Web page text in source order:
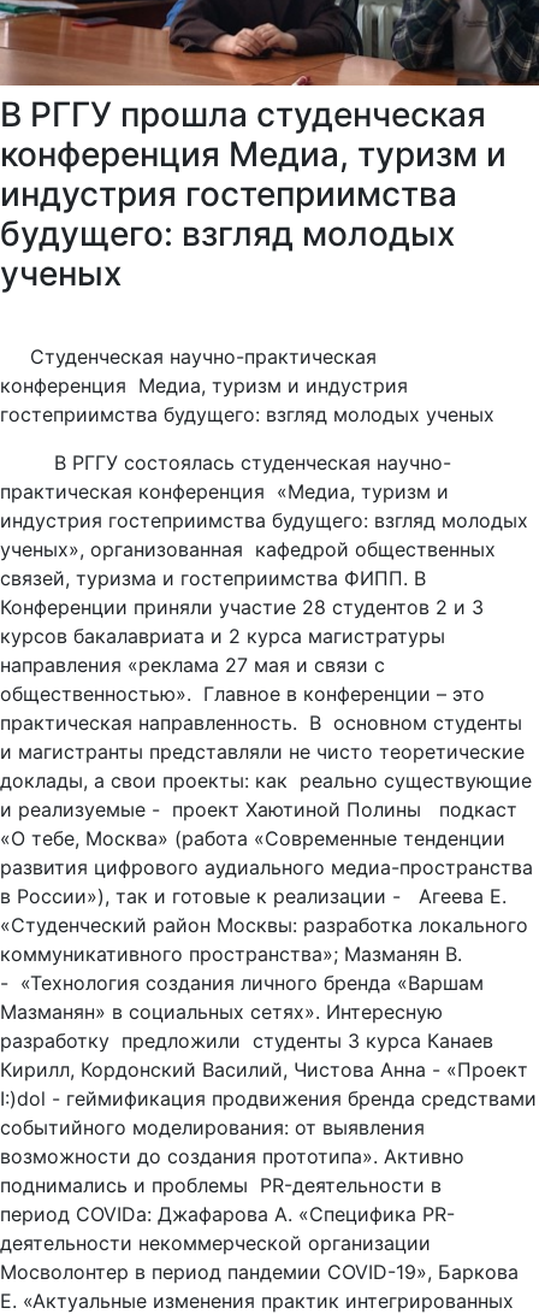
В РГГУ прошла студенческая
конференция Медиа, туризм и
индустрия гостеприимства
будущего: взгляд молодых
ученых
Студенческая научно-практическая
конференция Медиа, туризм и индустрия
гостеприимства будущего: взгляд молодых ученых
В РГГУ состоялась студенческая научно-
практическая конференция «Медиа, туризм и
индустрия гостеприимства будущего: взгляд молодых
ученых», организованная кафедрой общественных
связей, туризма и гостеприимства ФИПП. В
Конференции приняли участие 28 студентов 2 и 3
курсов бакалавриата и 2 курса магистратуры
направления «реклама 27 мая и связи с
общественностью». Главное в конференции – это
практическая направленность. В основном студенты
и магистранты представляли не чисто теоретические
доклады, а свои проекты: как реально существующие
и реализуемые - проект Хаютиной Полины подкаст
«О тебе, Москва» (работа «Современные тенденции
развития цифрового аудиального медиа-пространства
в России»), так и готовые к реализации - Агеева Е.
«Студенческий район Москвы: разработка локального
коммуникативного пространства»; Мазманян В.
- «Технология создания личного бренда «Варшам
Мазманян» в социальных сетях». Интересную
разработку предложили студенты 3 курса Канаев
Кирилл, Кордонский Василий, Чистова Анна - «Проект
I:)dol - геймификация продвижения бренда средствами
событийного моделирования: от выявления
возможности до создания прототипа». Активно
поднимались и проблемы PR-деятельности в
период COVIDа: Джафарова А. «Специфика PR-
деятельности некоммерческой организации
Мосволонтер в период пандемии COVID-19», Баркова
Е. «Актуальные изменения практик интегрированных